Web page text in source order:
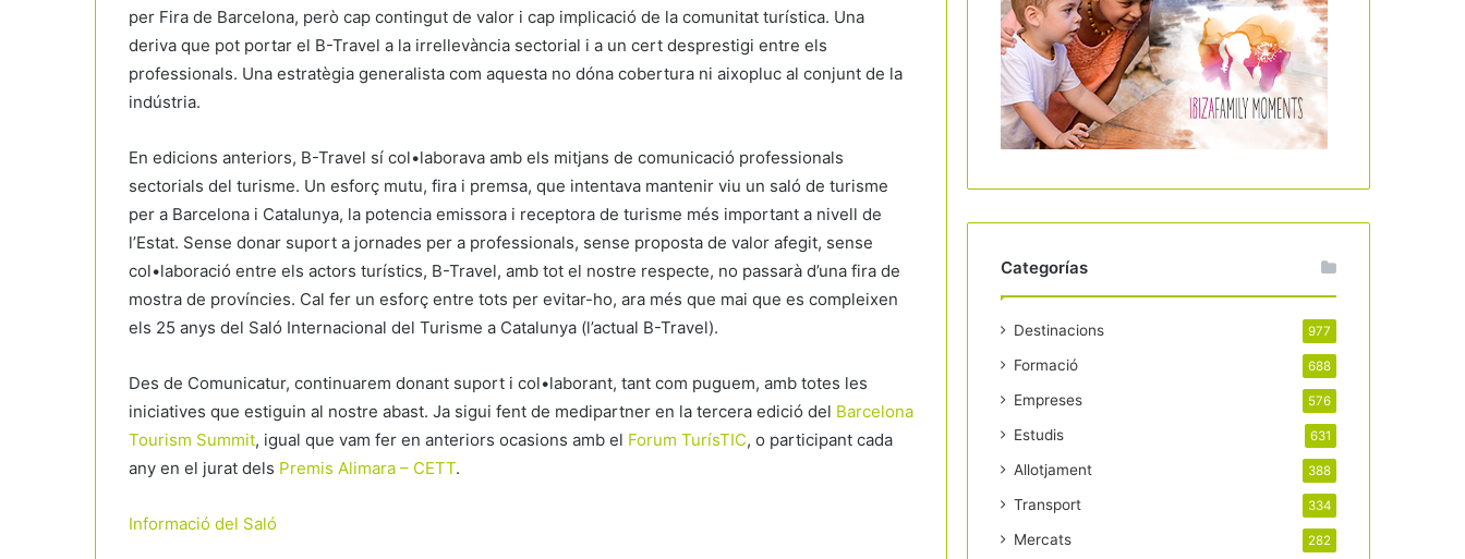
per Fira de Barcelona, però cap contingut de valor i cap implicació de la comunitat turística. Una
deriva que pot portar el B-Travel a la irrellevància sectorial i a un cert desprestigi entre els
professionals. Una estratègia generalista com aquesta no dóna cobertura ni aixopluc al conjunt de la
indústria.
En edicions anteriors, B-Travel sí col•laborava amb els mitjans de comunicació professionals
sectorials del turisme. Un esforç mutu, fira i premsa, que intentava mantenir viu un saló de turisme
per a Barcelona i Catalunya, la potencia emissora i receptora de turisme més important a nivell de
l’Estat. Sense donar suport a jornades per a professionals, sense proposta de valor afegit, sense
col•laboració entre els actors turístics, B-Travel, amb tot el nostre respecte, no passarà d’una fira de
mostra de províncies. Cal fer un esforç entre tots per evitar-ho, ara més que mai que es compleixen
els 25 anys del Saló Internacional del Turisme a Catalunya (l’actual B-Travel).
Des de Comunicatur, continuarem donant suport i col•laborant, tant com puguem, amb totes les
iniciatives que estiguin al nostre abast. Ja sigui fent de medipartner en la tercera edició del Barcelona
Tourism Summit, igual que vam fer en anteriors ocasions amb el Forum TurísTIC, o participant cada
any en el jurat dels Premis Alimara – CETT.
Informació del Saló
La victòria d’Espanya al Mundial obre
Categorías
Destinacions 977
Formació 688
Empreses 576
Estudis 631
Allotjament 388
Transport 334
Mercats 282